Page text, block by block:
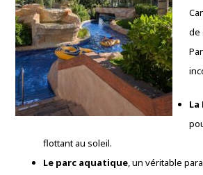
de
La
flottant au soleil.
Le parc aquatique, un véritable